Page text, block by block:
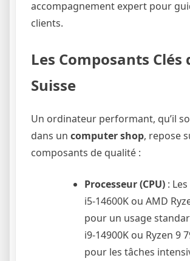
accompagnement expert pour
clients.
Les Composants Clés
Suisse
Un ordinateur performant, qu’il
dans un computer shop, repose
composants de qualité :
Processeur (CPU) :
i5-14600K ou AMD
pour un usage
i9-14900K ou Ryzen 9
pour les tâches